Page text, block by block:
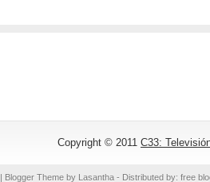
Copyright © 2011 C33:
| Blogger Theme by Lasantha - Distributed by: free